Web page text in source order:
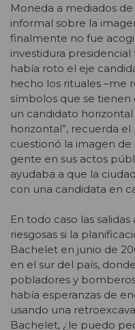
Moneda a mediados
informal sobre la
finalmente no fue
investidura
había roto el eje
hecho los rituales –me
símbolos que se tienen
un candidato
horizontal”, recuerda
cuestionó la imagen
gente en sus actos
ayudaba a que la
con una candidata en
En todo caso las
riesgosas si la
Bachelet en junio de
en el sur del país,
pobladores y
había esperanzas de
usando una
Bachelet, ¿le puedo